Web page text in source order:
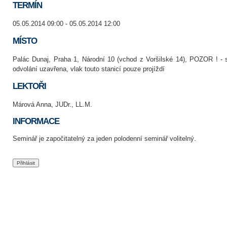
TERMÍN
05.05.2014 09:00 - 05.05.2014 12:00
MÍSTO
Palác Dunaj, Praha 1, Národní 10 (vchod z Voršilské 14), POZOR ! -
odvolání uzavřena, vlak touto stanicí pouze projíždí
LEKTOŘI
Márová Anna, JUDr., LL.M.
INFORMACE
Seminář je započitatelný za jeden polodenní seminář volitelný.